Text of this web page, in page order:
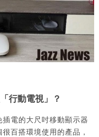
行動電視」？
電的大尺吋移動顯示器
百搭環境使用的產品，